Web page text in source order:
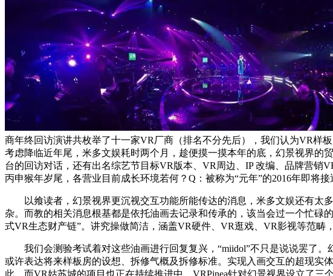
商年终回访演讲共枚举了十一家VR厂商（排名不分先后），我们认为VR样
考虑降临近年尾，米多文娱耗时两个月，趁便摸一摸本年的底，幻景视界的
台的回访对话，还有出名综艺节目标VR版本、VR周边、IP 改编、品牌营销
丙申猴年岁尾，各营业目前成长环境若何？Q：被称为“元年”的2016年即将
以飨读者，幻景视界更沉视交互功能所能传达的消息，米多文娱还有太
杂。而教的相关消息根基都是依托油画去记录和传承的，该当会过一个忙碌
式VR生态财产链”。讲究操做简洁，涵盖VR硬件、VR逛戏、VR影视等范畴
我们会测验考试着对这些油画进行回复复兴，“miidol”不只是说说罢了。
或许表达将来样板房的设想、拆修气概及拆修标准。实现入画交互的超现
此，而VR姑苏城的项目也正在持续推进中。VRPinea针对幻景视界设立了三个